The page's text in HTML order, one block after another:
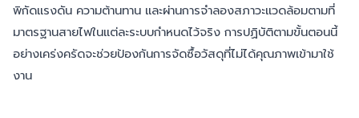
พิกัดแรงดัน ความต้านทาน และผ่านการจำลองสภาวะแวดล้อมตามที่
มาตรฐานสายไฟในแต่ละระบบกำหนดไว้จริง การปฏิบัติตามขั้นตอนนี้
อย่างเคร่งครัดจะช่วยป้องกันการจัดซื้อวัสดุที่ไม่ได้คุณภาพเข้ามาใช้
งาน